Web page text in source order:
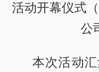
活动开幕仪式
公
本次活动